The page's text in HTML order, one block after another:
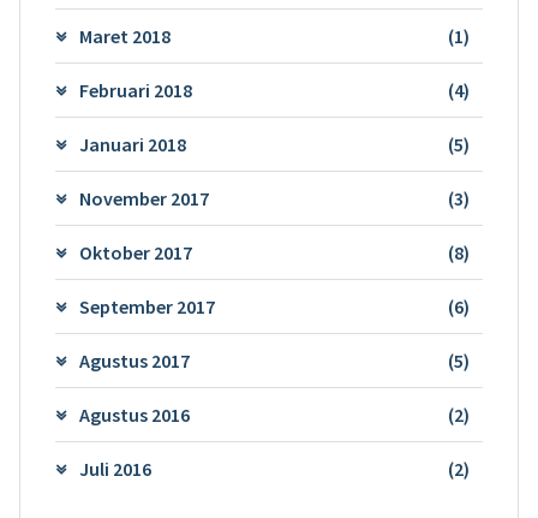
Maret 2018 (1)
Februari 2018 (4)
Januari 2018 (5)
November 2017 (3)
Oktober 2017 (8)
September 2017 (6)
Agustus 2017 (5)
Agustus 2016 (2)
Juli 2016 (2)